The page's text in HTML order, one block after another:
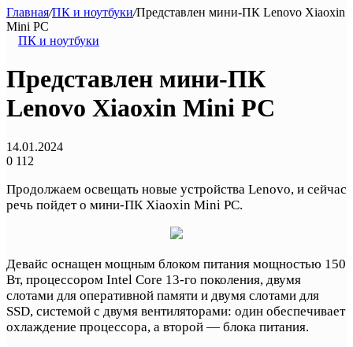
Главная/ПК и ноутбуки/Представлен мини-ПК Lenovo Xiaoxin
Mini PC
ПК и ноутбуки
Представлен мини-ПК
Lenovo Xiaoxin Mini PC
14.01.2024
0 112
Продолжаем освещать новые устройства Lenovo, и сейчас
речь пойдет о мини-ПК Xiaoxin Mini PC.
Девайс оснащен мощным блоком питания мощностью 150
Вт, процессором Intel Core 13-го поколения, двумя
слотами для оперативной памяти и двумя слотами для
SSD, системой с двумя вентиляторами: один обеспечивает
охлаждение процессора, а второй — блока питания.